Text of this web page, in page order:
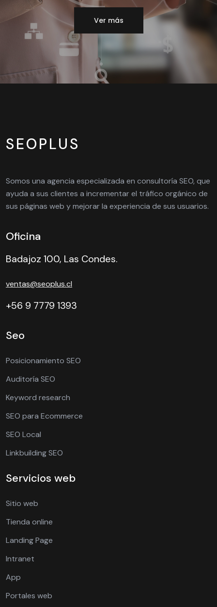
Ver más
SEOPLUS
Somos una agencia especializada en consultoría SEO, que
ayuda a sus clientes a incrementar el tráfico orgánico de
sus páginas web y mejorar la experiencia de sus usuarios.
Oficina
Badajoz 100, Las Condes.
ventas@seoplus.cl
+56 9 7779 1393
Seo
Posicionamiento SEO
Auditoría SEO
Keyword research
SEO para Ecommerce
SEO Local
Linkbuilding SEO
Servicios web
Sitio web
Tienda online
Landing Page
Intranet
App
Portales web